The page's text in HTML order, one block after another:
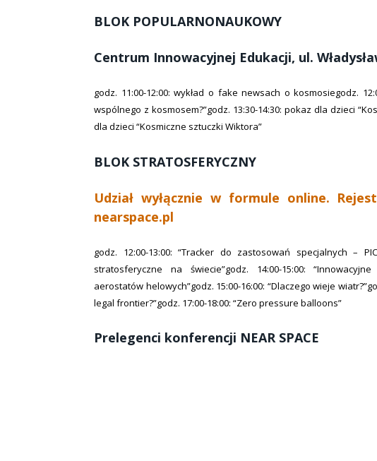
BLOK POPULARNONAUKOWY
Centrum Innowacyjnej Edukacji, ul.
godz. 11:00-12:00: wykład o fake newsach o kosmosiegodz.
wspólnego z kosmosem?”godz. 13:30-14:30: pokaz dla dzieci
dla dzieci “Kosmiczne sztuczki Wiktora”
BLOK STRATOSFERYCZNY
Udział wyłącznie w formule online.
nearspace.pl
godz. 12:00-13:00: “Tracker do zastosowań specjalnych –
stratosferyczne na świecie”godz. 14:00-15:00:
aerostatów helowych”godz. 15:00-16:00: “Dlaczego wieje
legal frontier?”godz. 17:00-18:00: “Zero pressure balloons”
Prelegenci konferencji NEAR SPACE